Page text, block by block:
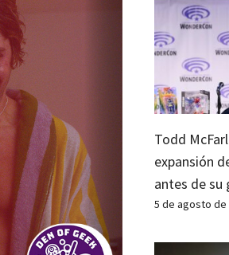
Todd
expansión
antes de su
5 de agosto de